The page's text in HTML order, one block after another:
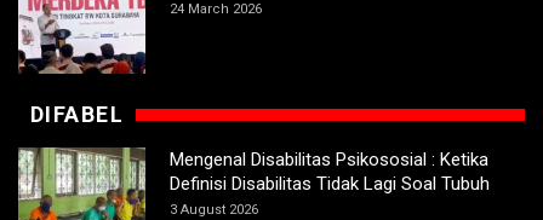
24 March 2026
DIFABEL
Mengenal Disabilitas Psikososial : Ketika
Definisi Disabilitas Tidak Lagi Soal Tubuh
3 August 2026